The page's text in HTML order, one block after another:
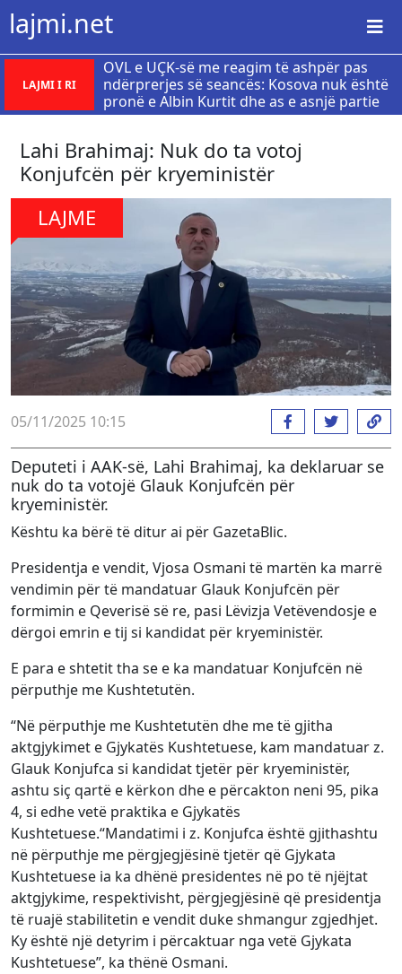
lajmi.net
LAJMI I RI
OVL e UÇK-së me reagim të ashpër pas
ndërprerjes së seancës: Kosova nuk është
pronë e Albin Kurtit dhe as e asnjë partie
Lahi Brahimaj: Nuk do ta votoj
Konjufcën për kryeministër
LAJME
05/11/2025 10:15
Deputeti i AAK-së, Lahi Brahimaj, ka deklaruar se
nuk do ta votojë Glauk Konjufcën për
kryeministër.
Kështu ka bërë të ditur ai për GazetaBlic.
Presidentja e vendit, Vjosa Osmani të martën ka marrë
vendimin për të mandatuar Glauk Konjufcën për
formimin e Qeverisë së re, pasi Lëvizja Vetëvendosje e
dërgoi emrin e tij si kandidat për kryeministër.
E para e shtetit tha se e ka mandatuar Konjufcën në
përputhje me Kushtetutën.
“Në përputhje me Kushtetutën dhe me të gjitha
aktgjykimet e Gjykatës Kushtetuese, kam mandatuar z.
Glauk Konjufca si kandidat tjetër për kryeministër,
ashtu siç qartë e kërkon dhe e përcakton neni 95, pika
4, si edhe vetë praktika e Gjykatës
Kushtetuese.“Mandatimi i z. Konjufca është gjithashtu
në përputhje me përgjegjësinë tjetër që Gjykata
Kushtetuese ia ka dhënë presidentes në po të njëjtat
aktgjykime, respektivisht, përgjegjësinë që presidentja
të ruajë stabilitetin e vendit duke shmangur zgjedhjet.
Ky është një detyrim i përcaktuar nga vetë Gjykata
Kushtetuese”, ka thënë Osmani.